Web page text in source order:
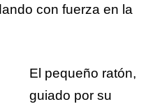
con fuerza en la
El pequeño ratón,
guiado por su